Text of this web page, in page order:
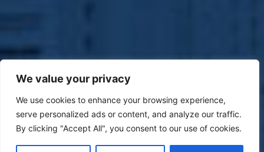
We value your privacy
We use cookies to enhance your browsing experience,
serve personalized ads or content, and analyze our traffic.
By clicking "Accept All", you consent to our use of cookies.